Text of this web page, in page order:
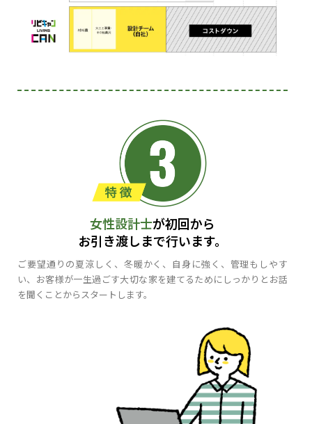
女性設計士が初回から
お引き渡しまで行います。
ご要望通りの夏涼しく、冬暖かく、自身に強く、管理もしやす
い、お客様が一生過ごす大切な家を建てるためにしっかりとお話
を聞くことからスタートします。